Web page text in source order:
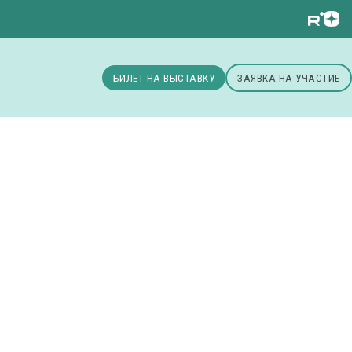
БИЛЕТ НА ВЫСТАВКУ ЗАЯВКА НА УЧАСТИЕ